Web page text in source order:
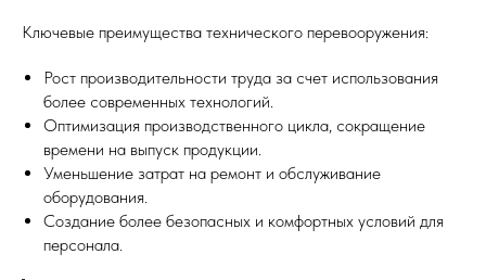
Ключевые преимущества технического перевооружения:
Рост производительности труда за счет использования
более современных технологий.
Оптимизация производственного цикла, сокращение
времени на выпуск продукции.
Уменьшение затрат на ремонт и обслуживание
оборудования.
Создание более безопасных и комфортных условий для
персонала.